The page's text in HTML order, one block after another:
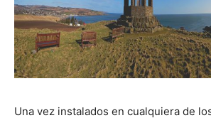
Una vez instalados en cualquiera de